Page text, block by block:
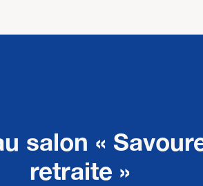
salon «
retraite »